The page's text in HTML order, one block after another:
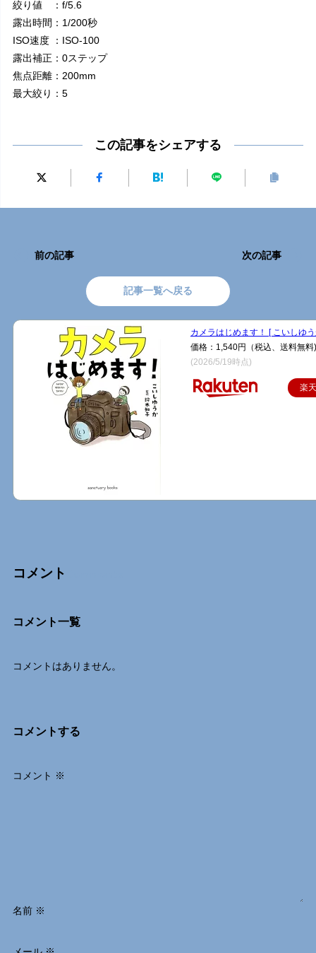
絞り値 ：f/5.6
露出時間：1/200秒
ISO速度 ：ISO-100
露出補正：0ステップ
焦点距離：200mm
最大絞り：5
この記事をシェアする
前の記事
記事一覧へ戻る
次の記事
カメラはじめます！ [ こいしゆ
価格：1,540円（税込、送料無料)
(2026/5/19時点)
楽
コメント
コメント一覧
コメントはありません。
コメントする
コメント ※
名前 ※